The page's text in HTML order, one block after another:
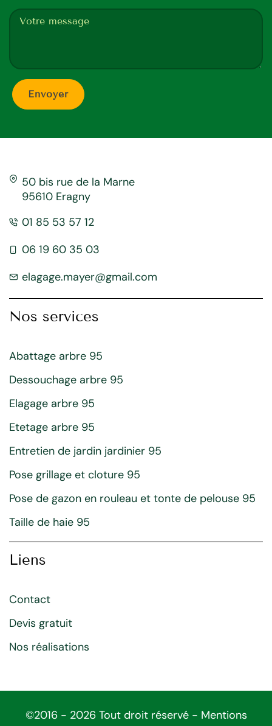
50 bis rue de la Marne
95610 Eragny
01 85 53 57 12
06 19 60 35 03
elagage.mayer@gmail.com
Nos services
Abattage arbre 95
Dessouchage arbre 95
Elagage arbre 95
Etetage arbre 95
Entretien de jardin jardinier 95
Pose grillage et cloture 95
Pose de gazon en rouleau et tonte de pelouse 95
Taille de haie 95
Liens
Contact
Devis gratuit
Nos réalisations
©2016 - 2026 Tout droit réservé - Mentions